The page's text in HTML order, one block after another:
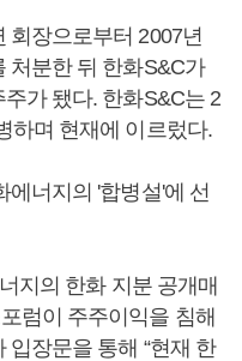
회장으로부터 2007년
처분한 뒤 한화S&C가
가 됐다. 한화S&C는 2
하며 현재에 이르렀다.
너지의 '합병설'에 선
지의 한화 지분 공개매
럼이 주주이익을 침해
장문을 통해 “현재 한